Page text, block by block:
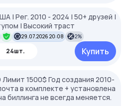
| Рег. 2010 - 2024 | 50+ друзей |
| Высокий траст
29.07.2026 20:08 2%
24шт. Купить
Лимит 1500$ Год создания 2010-
в комплекте + установлена
биллинга не всегда меняется.